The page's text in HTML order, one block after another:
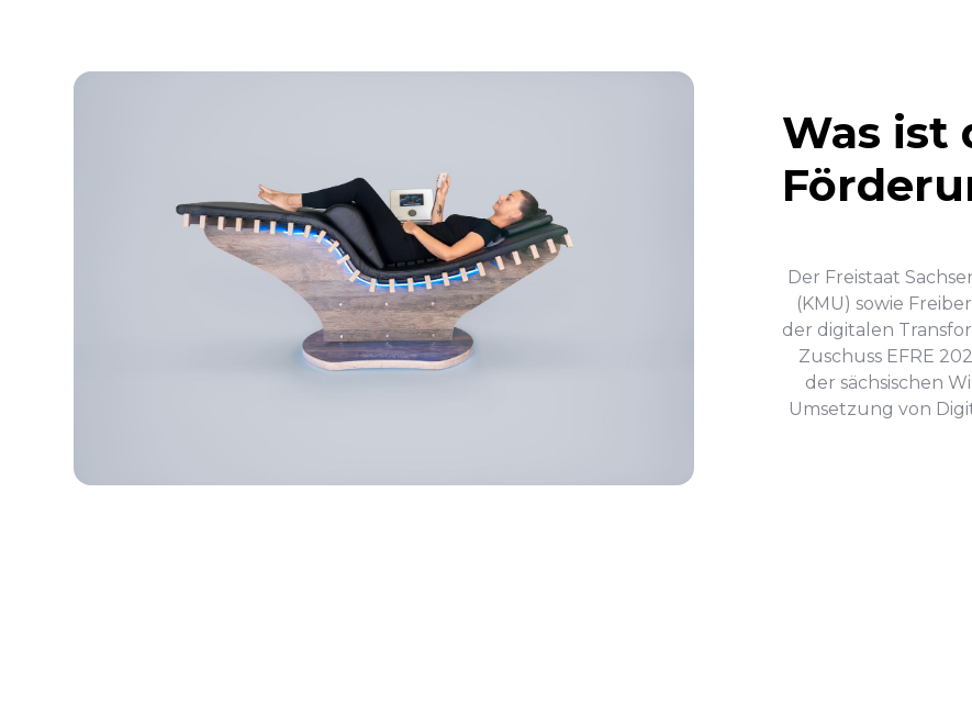
Was ist
Der Freistaat
(KMU) sowie
der digitalen
Zuschuss EFRE
der sächsischen
Umsetzung von